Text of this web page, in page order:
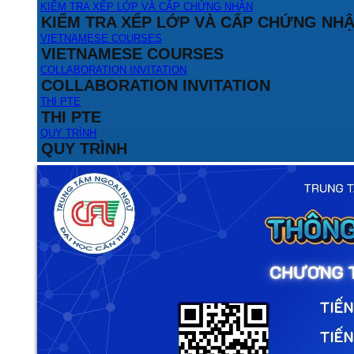
KIỂM TRA XẾP LỚP VÀ CẤP CHỨNG NHẬN
KIỂM TRA XẾP LỚP VÀ CẤP CHỨNG
VIETNAMESE COURSES
VIETNAMESE COURSES
COLLABORATION INVITATION
COLLABORATION INVITATION
THI PTE
THI PTE
QUY TRÌNH
QUY TRÌNH